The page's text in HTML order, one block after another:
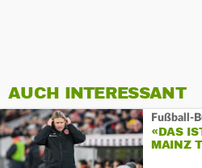
AUCH INTERESSANT
Fußball-
«DAS
AINZ